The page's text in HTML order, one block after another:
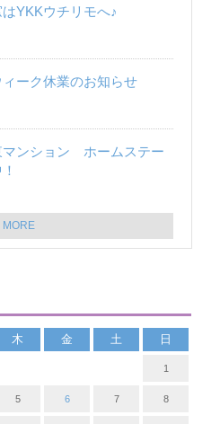
YKKウチリモへ♪
ーク休業のお知らせ
マンション ホームステー
MORE
木 金 土 日
1
5 6 7 8